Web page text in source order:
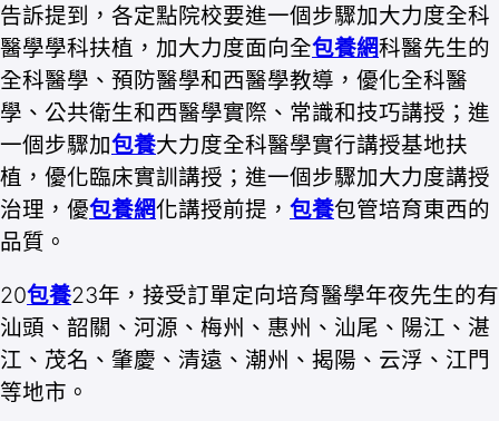
告訴提到，各定點院校要進一個步驟加大力度全科
醫學學科扶植，加大力度面向全包養網科醫先生的
全科醫學、預防醫學和西醫學教導，優化全科醫
學、公共衛生和西醫學實際、常識和技巧講授；進
一個步驟加包養大力度全科醫學實行講授基地扶
植，優化臨床實訓講授；進一個步驟加大力度講授
治理，優包養網化講授前提， 包養包管培育東西的
品質。
20包養23年，接受訂單定向培育醫學年夜先生的有
汕頭、韶關、河源、梅州、惠州、汕尾、陽江、湛
江、茂名、肇慶、清遠、潮州、揭陽、云浮、江門
等地市。